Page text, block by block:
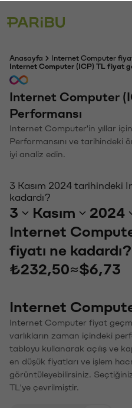
Anasayfa
Internet Computer
Internet Computer (ICP) TL fiyat
Internet Computer
Performansı
Internet Computer'in yıllar
Performansını ve tarihindeki
iyi analiz edin.
3 Kasım 2024 tarihindeki
kadardı?
3 Kasım 2024
Internet
fiyatı ne kadardı?
₺232,50≈$6,73
Internet
Internet Computer fiyat
varlıkların zaman içindeki
tabloyu kullanarak açılış ve
en düşük fiyatları ve işlem
görüntüleyebilirsiniz.
TL'ye çevrilmiştir.